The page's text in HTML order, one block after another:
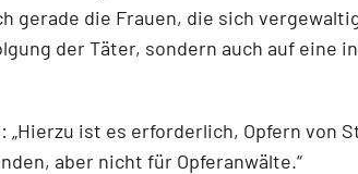
gerade die Frauen, die sich
der Täter, sondern auch auf eine
„Hierzu ist es erforderlich, Opfern von
aber nicht für Opferanwälte.“